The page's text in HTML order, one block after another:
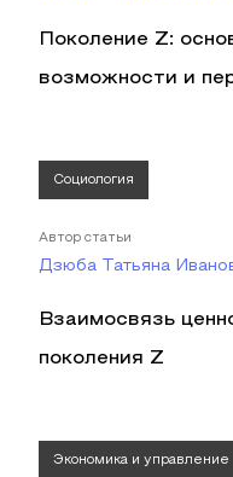
Поколение Z:
возможности и
Социология
Автор статьи
Дзюба Татьяна
Взаимосвязь
поколения Z
Экономика и управление